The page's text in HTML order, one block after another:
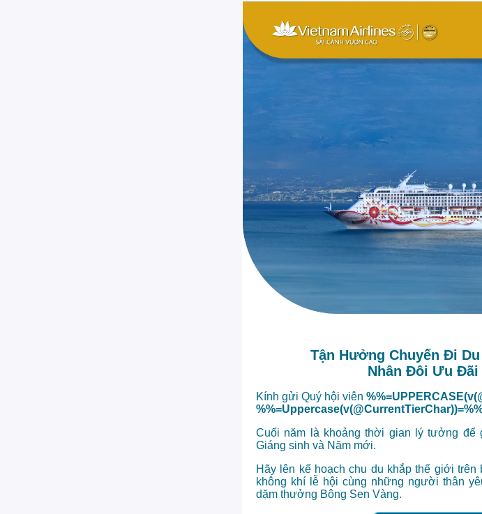
Tận Hưởng Chuyến Đi
Nhân Đôi Ưu Đãi
Kính gửi Quý hội viên
Cuối năm là khoảng thời gian lý tưởng để
Giáng sinh và Năm mới.
Hãy lên kế hoạch chu du khắp thế giới
không khí lễ hội cùng những người thân
dặm thưởng Bông Sen Vàng.